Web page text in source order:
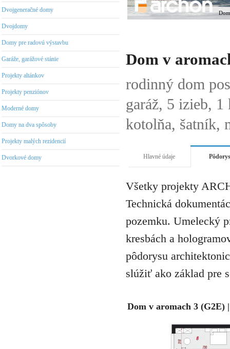
Dvojgeneračné domy
Dvojdomy
Domy pre radovú výstavbu
Garáže, garážové stánie
Projekty altánkov
Projekty penziónov
Moderné domy
Domy na dva spôsoby
Projekty malých rezidencií
Dvorkové domy
Dom v
rodinný dom
garáž, 5 izieb,
kotolňa, šatník,
Hlavné údaje
Všetky projekty
Technická
pozemku. Umelecký
kresbách a
pôdorysu
slúžiť ako základ pre
Dom v aromach 3 (G2E)